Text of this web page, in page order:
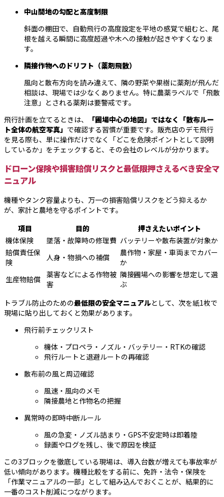
中山間地の勾配と高度制限
斜面の棚田で、自動飛行の高度設定を平地の感覚で組むと、尾
根を越える瞬間に高度超過や木への接触が起きやすくなりま
す。
隣接作物へのドリフト（薬剤飛散）
風向と散布方向を読み違えて、隣の野菜や果樹に薬剤が飛んだ
相談は、現場では少なくありません。特に農薬ラベルで「飛散
注意」とされる薬剤は要警戒です。
飛行計画を立てるときは、
「圃場中心の地図」ではなく「散布ルー
ト全体の航空写真」 で確認する習慣が重要です。販売店のデモ飛行
を見る際も、単に操作だけでなく「どこを危険ポイントとして説明
しているか」をチェックすると、その会社のレベルが分かります。
ドローン保険や損害賠償リスクと最低限押さえるべき安全マ
ニュアル
機種やタンク容量よりも、万一の損害賠償リスクをどう抑えるか
が、家計と農地を守るポイントです。
項目
目的
押さえたいポイント
機体保険
墜落・故障時の修理費 バッテリーや散布装置が対象か
賠償責任保
険
人身・物損への補償
農作物・家屋・車両までカバー
か
生産物賠償 薬害などによる作物被
害
隣接圃場への影響を想定して選
ぶ
トラブル防止のための最低限の安全マニュアルとして、次を紙1枚で
現場に貼り出しておくと効果があります。
飛行前チェックリスト
機体・プロペラ・ノズル・バッテリー・RTKの確認
飛行ルートと退避ルートの再確認
散布前の風と周辺確認
風速・風向のメモ
隣接農地と作物名の把握
異常時の即時中断ルール
風の急変・ノズル詰まり・GPS不安定時は即着陸
録画やログを残し、後で原因を検証
この3ブロックを徹底している現場は、導入台数が増えても事故率が
低い傾向があります。機種比較をする前に、免許・法令・保険を
「作業マニュアルの一部」として組み込んでおくことが、結果的に
一番のコスト削減につながります。